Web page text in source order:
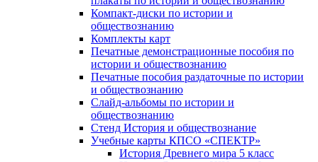
Компакт-диски по истории и
обществознанию
Комплекты карт
Печатные демонстрационные пособия по
истории и обществознанию
Печатные пособия раздаточные по истории
и обществознанию
Слайд-альбомы по истории и
обществознанию
Стенд История и обществознание
Учебные карты КПСО «СПЕКТР»
История Древнего мира 5 класс